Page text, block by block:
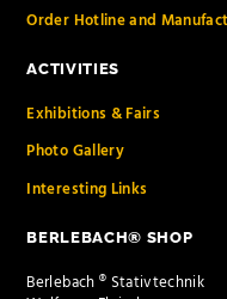
Order Hotline and
ACTIVITIES
Exhibitions & Fairs
Photo Gallery
Interesting Links
BERLEBACH® SHOP
Berlebach ® Stativtechnik